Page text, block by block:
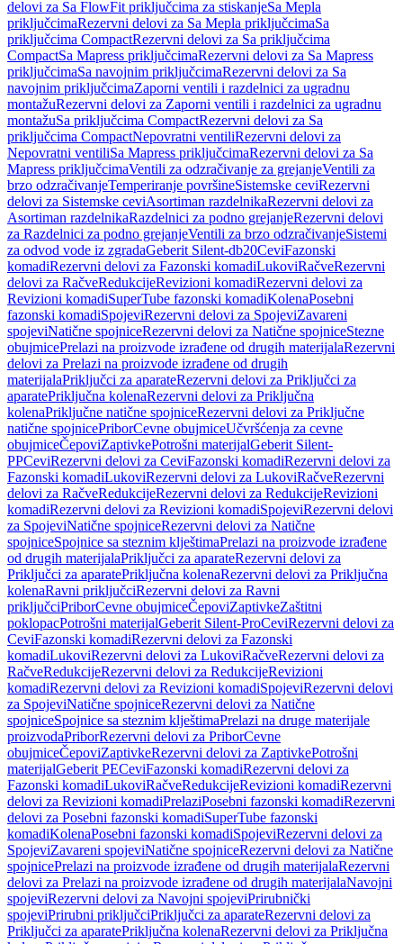
delovi za Sa FlowFit priključcima za stiskanjeSa Mepla
priključcimaRezervni delovi za Sa Mepla priključcimaSa
priključcima CompactRezervni delovi za Sa priključcima
CompactSa Mapress priključcimaRezervni delovi za Sa Mapress
priključcimaSa navojnim priključcimaRezervni delovi za Sa
navojnim priključcimaZaporni ventili i razdelnici za ugradnu
montažuRezervni delovi za Zaporni ventili i razdelnici za ugradnu
montažuSa priključcima CompactRezervni delovi za Sa
priključcima CompactNepovratni ventiliRezervni delovi za
Nepovratni ventiliSa Mapress priključcimaRezervni delovi za Sa
Mapress priključcimaVentili za odzračivanje za grejanjeVentili za
brzo odzračivanjeTemperiranje površineSistemske ceviRezervni
delovi za Sistemske ceviAsortiman razdelnikaRezervni delovi za
Asortiman razdelnikaRazdelnici za podno grejanjeRezervni delovi
za Razdelnici za podno grejanjeVentili za brzo odzračivanjeSistemi
za odvod vode iz zgradaGeberit Silent-db20CeviFazonski
komadiRezervni delovi za Fazonski komadiLukoviRačveRezervni
delovi za RačveRedukcijeRevizioni komadiRezervni delovi za
Revizioni komadiSuperTube fazonski komadiKolenaPosebni
fazonski komadiSpojeviRezervni delovi za SpojeviZavareni
spojeviNatične spojniceRezervni delovi za Natične spojniceStezne
obujmicePrelazi na proizvode izrađene od drugih materijalaRezervni
delovi za Prelazi na proizvode izrađene od drugih
materijalaPriključci za aparateRezervni delovi za Priključci za
aparatePriključna kolenaRezervni delovi za Priključna
kolenaPriključne natične spojniceRezervni delovi za Priključne
natične spojnicePriborCevne obujmiceUčvršćenja za cevne
obujmiceČepoviZaptivkePotrošni materijalGeberit Silent-
PPCeviRezervni delovi za CeviFazonski komadiRezervni delovi za
Fazonski komadiLukoviRezervni delovi za LukoviRačveRezervni
delovi za RačveRedukcijeRezervni delovi za RedukcijeRevizioni
komadiRezervni delovi za Revizioni komadiSpojeviRezervni delovi
za SpojeviNatične spojniceRezervni delovi za Natične
spojniceSpojnice sa steznim klještimaPrelazi na proizvode izrađene
od drugih materijalaPriključci za aparateRezervni delovi za
Priključci za aparatePriključna kolenaRezervni delovi za Priključna
kolenaRavni priključciRezervni delovi za Ravni
priključciPriborCevne obujmiceČepoviZaptivkeZaštitni
poklopacPotrošni materijalGeberit Silent-ProCeviRezervni delovi za
CeviFazonski komadiRezervni delovi za Fazonski
komadiLukoviRezervni delovi za LukoviRačveRezervni delovi za
RačveRedukcijeRezervni delovi za RedukcijeRevizioni
komadiRezervni delovi za Revizioni komadiSpojeviRezervni delovi
za SpojeviNatične spojniceRezervni delovi za Natične
spojniceSpojnice sa steznim klještimaPrelazi na druge materijale
proizvodaPriborRezervni delovi za PriborCevne
obujmiceČepoviZaptivkeRezervni delovi za ZaptivkePotrošni
materijalGeberit PECeviFazonski komadiRezervni delovi za
Fazonski komadiLukoviRačveRedukcijeRevizioni komadiRezervni
delovi za Revizioni komadiPrelaziPosebni fazonski komadiRezervni
delovi za Posebni fazonski komadiSuperTube fazonski
komadiKolenaPosebni fazonski komadiSpojeviRezervni delovi za
SpojeviZavareni spojeviNatične spojniceRezervni delovi za Natične
spojnicePrelazi na proizvode izrađene od drugih materijalaRezervni
delovi za Prelazi na proizvode izrađene od drugih materijalaNavojni
spojeviRezervni delovi za Navojni spojeviPrirubnički
spojeviPrirubni priključciPriključci za aparateRezervni delovi za
Priključci za aparatePriključna kolenaRezervni delovi za Priključna